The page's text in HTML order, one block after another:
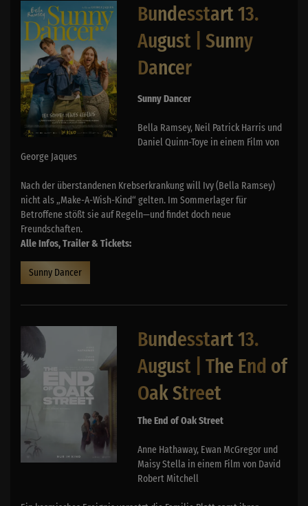
Bundesstart 13.
August | Sunny
Dancer
Sunny Dancer
Bella Ramsey, Neil Patrick Harris und
Daniel Quinn-Toye in einem Film von
George Jaques
Nach der überstandenen Krebserkrankung will Ivy (Bella Ramsey)
nicht als „Make-A-Wish-Kind“ gelten. Im Sommerlager für
Betroffene stößt sie auf Regeln—und findet doch neue
Freundschaften.
Alle Infos, Trailer & Tickets:
Sunny Dancer
Bundesstart 13.
August | The End of
Oak Street
The End of Oak Street
Anne Hathaway, Ewan McGregor und
Maisy Stella in einem Film von David
Robert Mitchell